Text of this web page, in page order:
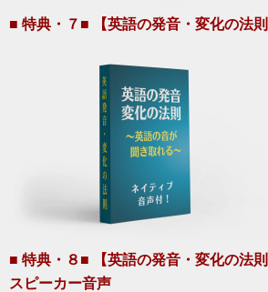
■ 特典・７■ 【英語の発音・変化の法
■ 特典・８■ 【英語の発音・変化の法
スピーカー音声